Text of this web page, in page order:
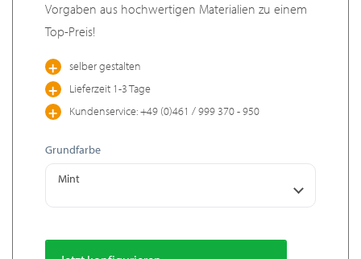
Vorgaben aus hochwertigen Materialien zu einem
Top-Preis!
selber gestalten
Lieferzeit 1-3 Tage
Kundenservice: +49 (0)461 / 999 370 - 950
Grundfarbe
Mint